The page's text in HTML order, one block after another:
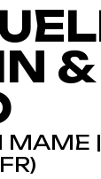
MAME